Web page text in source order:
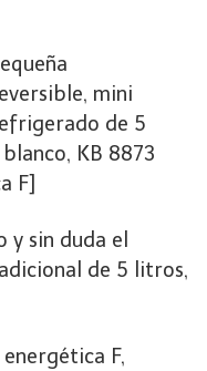
mini
de 5
KB 8873
F]
y sin duda el
de 5 litros,
F,